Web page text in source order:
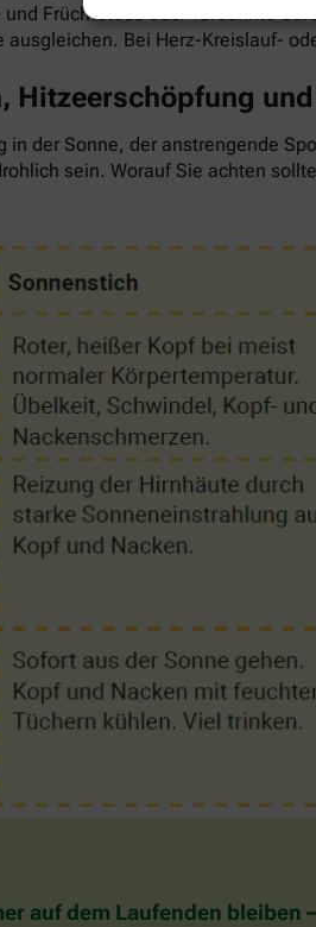
Früchtetees oder verdünnte
ausgleichen. Bei Herz-Kreislauf-
Hitzeerschöpfung
in der Sonne, der anstrengende
sein. Worauf Sie achten
auf dem Laufenden bleiben